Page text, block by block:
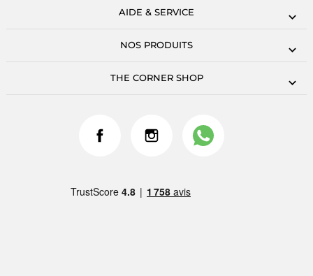
AIDE & SERVICE
NOS PRODUITS
THE CORNER SHOP